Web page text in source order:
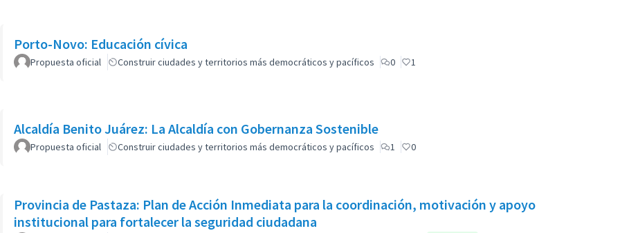
Porto-Novo: Educación cívica
Propuesta oficial Construir ciudades y territorios más democráticos y pacíficos 0 1
Alcaldía Benito Juárez: La Alcaldía con Gobernanza Sostenible
Propuesta oficial Construir ciudades y territorios más democráticos y pacíficos 1 0
Provincia de Pastaza: Plan de Acción Inmediata para la coordinación, motivación y apoyo
institucional para fortalecer la seguridad ciudadana